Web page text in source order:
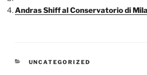
Andras Shiff al Conservatorio di
CATEGORIE
UNCATEGORIZED